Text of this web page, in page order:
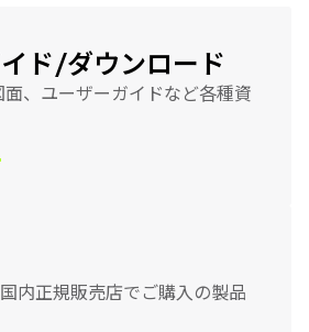
ド/ダウンロード
面、ユーザーガイドなど各種資
内正規販売店でご購入の製品